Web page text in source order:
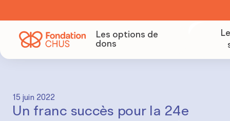
Les options de
dons
15 juin 2022
Un franc succès pour la 24e